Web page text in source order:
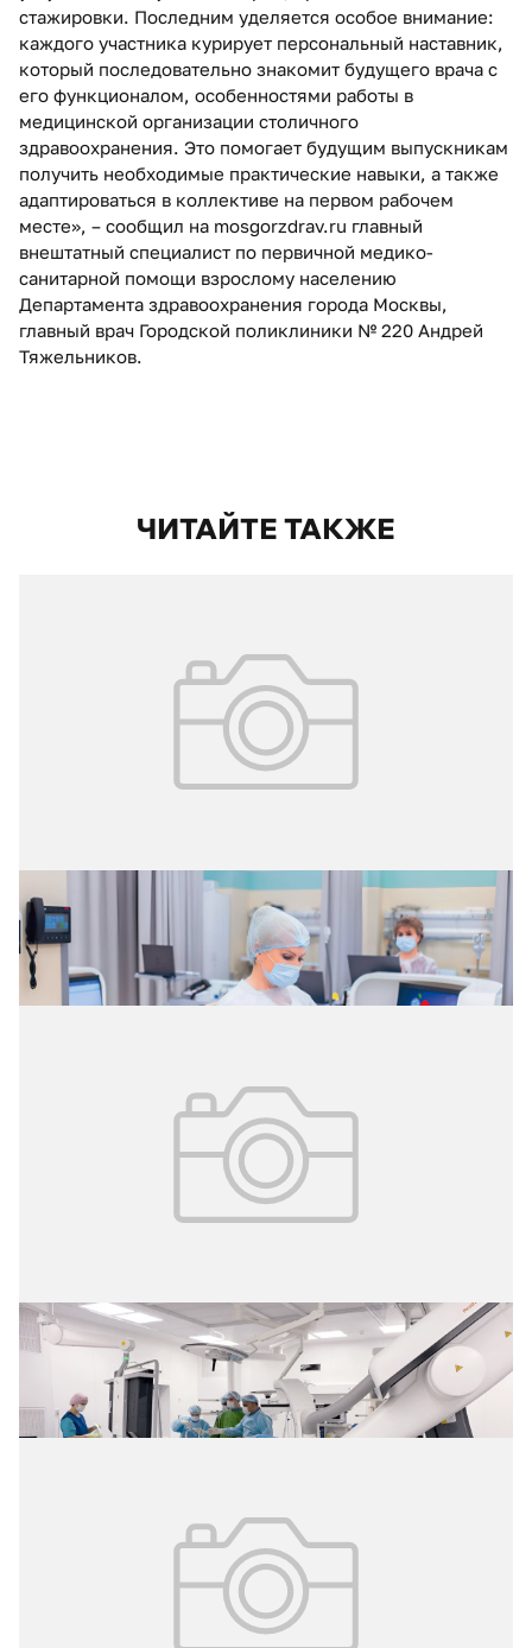
стажировки. Последним уделяется особое внимание:
каждого участника курирует персональный наставник,
который последовательно знакомит будущего врача с
его функционалом, особенностями работы в
медицинской организации столичного
здравоохранения. Это помогает будущим выпускникам
получить необходимые практические навыки, а также
адаптироваться в коллективе на первом рабочем
месте», – сообщил на mosgorzdrav.ru главный
внештатный специалист по первичной медико-
санитарной помощи взрослому населению
Департамента здравоохранения города Москвы,
главный врач Городской поликлиники № 220 Андрей
Тяжельников.
ЧИТАЙТЕ ТАКЖЕ
02.08.2026
Цифровые витрины данных
02.08.2026 № 29 (427)
Операция без разрезов